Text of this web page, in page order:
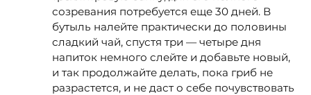
созревания потребуется еще 30 дней. В
бутыль налейте практически до половины
сладкий чай, спустя три — четыре дня
напиток немного слейте и добавьте новый,
и так продолжайте делать, пока гриб не
разрастется, и не даст о себе почувствовать